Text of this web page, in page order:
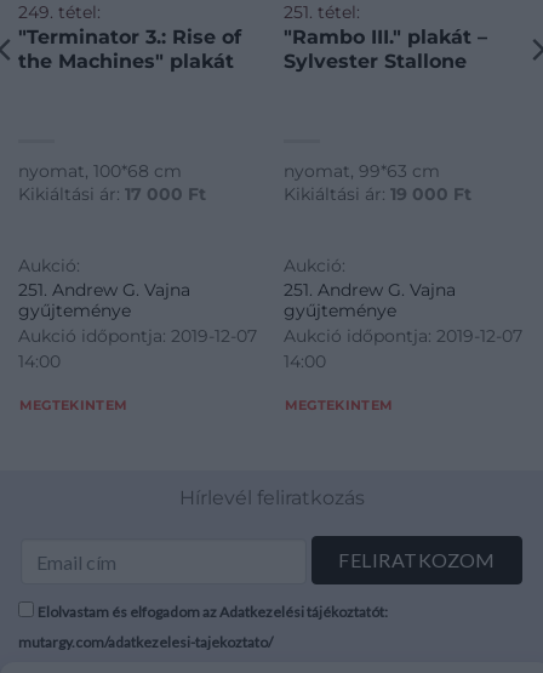
249. tétel:
"Terminator 3.: Rise of
the Machines" plakát
nyomat, 100*68 cm
Kikiáltási ár: 17 000 Ft
Aukció:
251. Andrew G. Vajna
gyűjteménye
Aukció időpontja: 2019-12-07
14:00
MEGTEKINTEM
251. tétel:
"Rambo III." plakát –
Sylvester Stallone
nyomat, 99*63 cm
Kikiáltási ár: 19 000 Ft
Aukció:
251. Andrew G. Vajna
gyűjteménye
Aukció időpontja: 2019-12-07
14:00
MEGTEKINTEM
Hírlevél feliratkozás
Elolvastam és elfogadom az Adatkezelési tájékoztatót:
mutargy.com/adatkezelesi-tajekoztato/